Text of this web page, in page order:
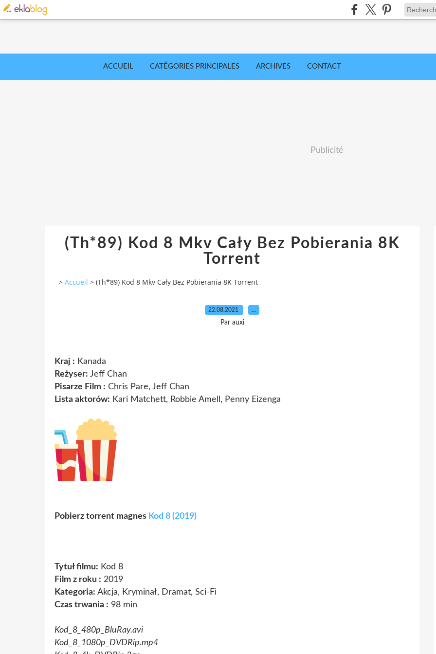
ACCUEIL CATÉGORIES PRINCIPALES ARCHIVES CONTACT
Publicité
(Th*89) Kod 8 Mkv Cały Bez Pobierania 8K
Torrent
> Accueil > (Th*89) Kod 8 Mkv Cały Bez Pobierania 8K Torrent
22.08.2021 …
Par auxi
Kraj : Kanada
Reżyser: Jeff Chan
Pisarze Film : Chris Pare, Jeff Chan
Lista aktorów: Kari Matchett, Robbie Amell, Penny Eizenga
Pobierz torrent magnes Kod 8 (2019)
Tytuł filmu: Kod 8
Film z roku : 2019
Kategoria: Akcja, Kryminał, Dramat, Sci-Fi
Czas trwania : 98 min
Kod_8_480p_BluRay.avi
Kod_8_1080p_DVDRip.mp4